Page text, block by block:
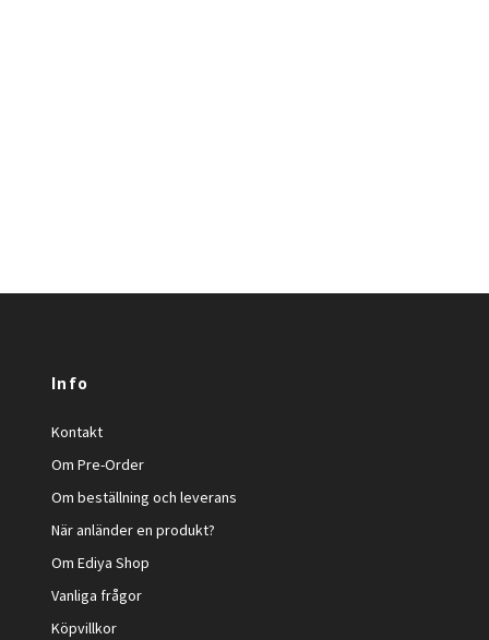
Info
Kontakt
Om Pre-Order
Om beställning och leverans
När anländer en produkt?
Om Ediya Shop
Vanliga frågor
Köpvillkor